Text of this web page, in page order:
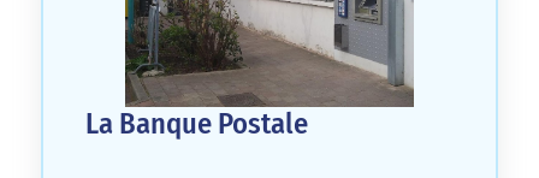
La Banque Postale